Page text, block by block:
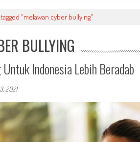
"melawan cyber bullying"
BULLYING
Indonesia Lebih Beradab
2021